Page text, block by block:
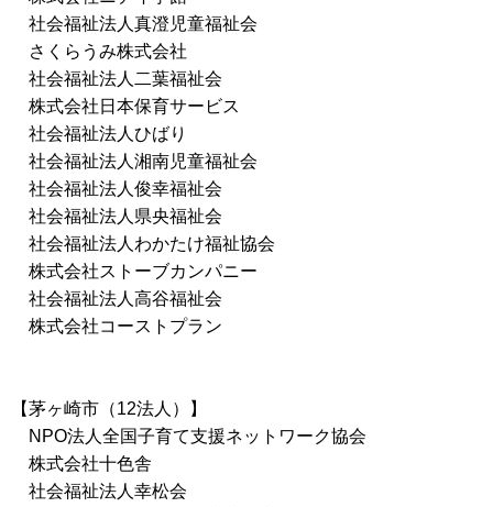
社会福祉法人真澄児童福祉会
さくらうみ株式会社
社会福祉法人二葉福祉会
株式会社日本保育サービス
社会福祉法人ひばり
社会福祉法人湘南児童福祉会
社会福祉法人俊幸福祉会
社会福祉法人県央福祉会
社会福祉法人わかたけ福祉協会
株式会社ストーブカンパニー
社会福祉法人高谷福祉会
株式会社コーストプラン
【茅ヶ崎市（12法人）】
NPO法人全国子育て支援ネットワーク協会
株式会社十色舎
社会福祉法人幸松会